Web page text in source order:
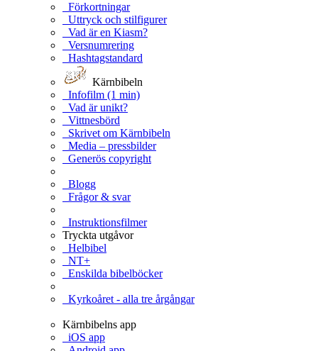
Förkortningar
Uttryck och stilfigurer
Vad är en Kiasm?
Versnumrering
Hashtagstandard
Kärnbibeln
Infofilm (1 min)
Vad är unikt?
Vittnesbörd
Skrivet om Kärnbibeln
Media – pressbilder
Generös copyright
Blogg
Frågor & svar
Instruktionsfilmer
Tryckta utgåvor
Helbibel
NT+
Enskilda bibelböcker
Kyrkoåret - alla tre årgångar
Kärnbibelns app
iOS app